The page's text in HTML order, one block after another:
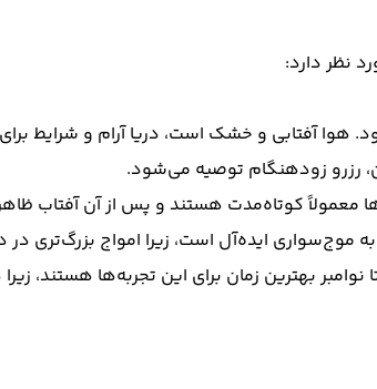
نظر دارد:
آفتابی و خشک است، دریا آرام و شرایط
رزرو زودهنگام توصیه می‌شود.
معمولاً کوتاه‌مدت هستند و پس از آن آفتاب
موج‌سواری ایده‌آل است، زیرا امواج بزرگ‌تری
بهترین زمان برای این تجربه‌ها هستند،